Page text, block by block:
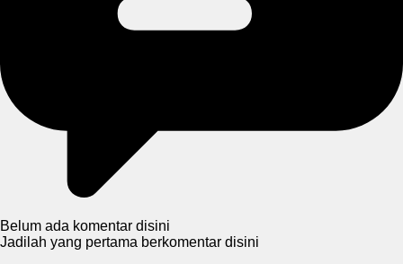
Belum ada komentar disini
Jadilah yang pertama berkomentar disini